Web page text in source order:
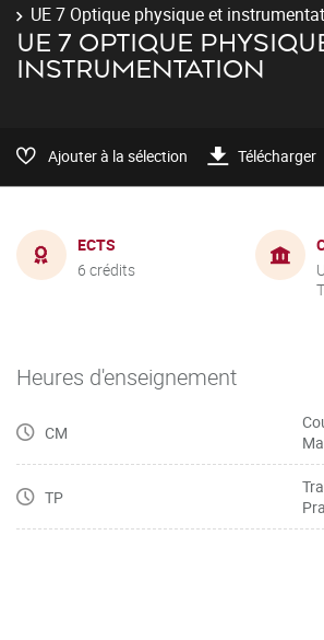
UE 7 Optique physique et
UE 7 OPTIQUE
INSTRUMENTATION
Ajouter à la sélection Télécharger
ECTS
6 crédits
Heures d'enseignement
CM
TP